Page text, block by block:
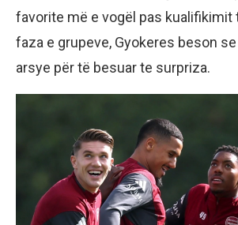
favorite më e vogël pas kualifikimit
faza e grupeve, Gyokeres beson
arsye për të besuar te surpriza.